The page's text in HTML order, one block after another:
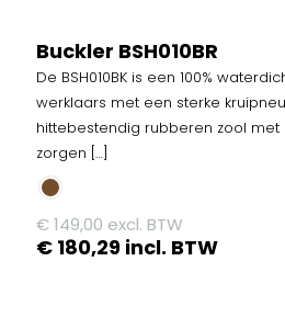
Buckler BSH010BR
De BSH010BK is een 100%
werklaars met een sterke
hittebestendig rubberen zool met
zorgen […]
€149,00 excl. BTW
€ 180,29 incl. BTW